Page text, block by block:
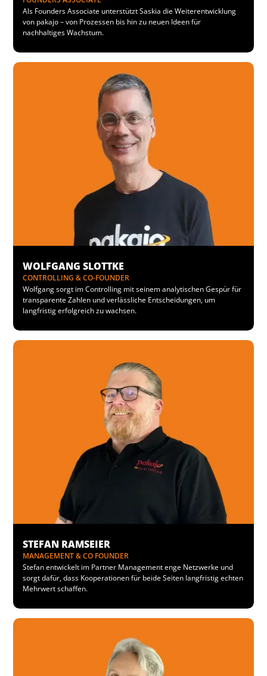
Als Founders Associate unterstützt Saskia die Weiterentwicklung
von pakajo – von Prozessen bis hin zu neuen Ideen für
nachhaltiges Wachstum.
WOLFGANG SLOTTKE
CONTROLLING & CO-FOUNDER
Wolfgang sorgt im Controlling mit seinem analytischen Gespür für
transparente Zahlen und verlässliche Entscheidungen, um
langfristig erfolgreich zu wachsen.
STEFAN RAMSEIER
MANAGEMENT & CO FOUNDER
Stefan entwickelt im Partner Management enge Netzwerke und
sorgt dafür, dass Kooperationen für beide Seiten langfristig echten
Mehrwert schaffen.